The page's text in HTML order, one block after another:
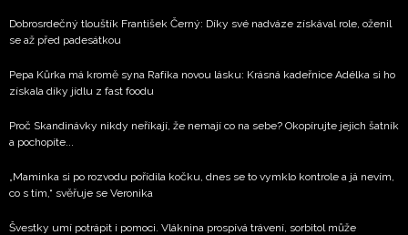
Dobrosrdečný tlouštík František Černý: Díky své nadváze získával role, oženil
se až před padesátkou
Pepa Kůrka má kromě syna Rafíka novou lásku: Krásná kadeřnice Adélka si ho
získala díky jídlu z fast foodu
Proč Skandinávky nikdy neříkají, že nemají co na sebe? Okopírujte jejich šatník
a pochopíte...
„Maminka si po rozvodu pořídila kočku, dnes se to vymklo kontrole a já nevím,
co s tím,“ svěřuje se Veronika
Švestky umí potrápit i pomoci. Vláknina prospívá trávení, sorbitol může